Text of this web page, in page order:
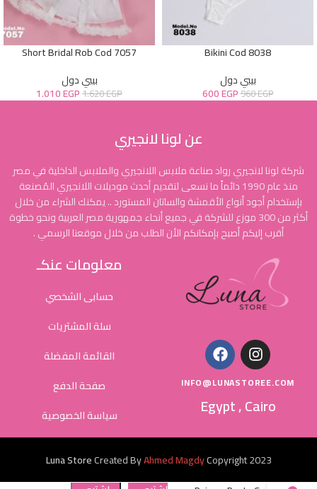
Bikini Cod 8038
بيبي دول
960EGP
600EGP
Short Bridal Rob Cod 7057
بيبي دول
1.620EGP
1.010EGP
عن لونا لانجيري
شركة لونا لانجيري رواد صناعة ملابس اللانجيري والملابس الداخلية في مصر
منذ عام 1990 دائماً ما نسعى لتقديم أحدث موديلات اللانجيري المُصنعة
بإستخدام أجود أنواع الأقمشة والساتان المستورد .. يمكنك الشراء من خلال
أكثر من 300 موزع للشركة في جميع أنحاء جمهورية مصر العربية ونحو خطوة
أقرب إليكم أصبح بإمكانكم الأن الطلب من خلال موقعنا الرسمي .
INFO@LUNASTOREE.COM
Egypt , Cairo
معلومات عنكـ
حسابى الشخصي
سلة المشتريات
القائمة المفضلة
صفحة الدفع
سياسة الخصوصية
Luna StoreCreated ByAhmed MagdyCopyright2023